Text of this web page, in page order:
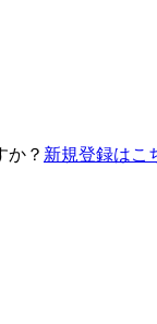
か？ 新規登録はこ